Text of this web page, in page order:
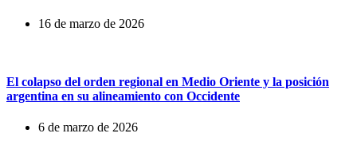
16 de marzo de 2026
El colapso del orden regional en Medio Oriente y la posición
argentina en su alineamiento con Occidente
6 de marzo de 2026